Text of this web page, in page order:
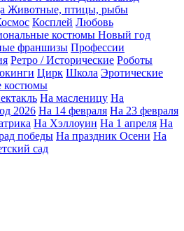
Животные, птицы, рыбы
Косплей Любовь
костюмы Новый год
франшизы Профессии
Ретро / Исторические Роботы
Цирк Школа Эротические
На масленицу На
2026 На 14 февраля На 23 февраля
На Хэллоуин На 1 апреля На
победы На праздник Осени На
сад